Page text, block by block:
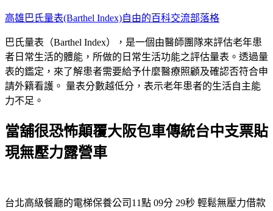
跳
主
要
內
容
高雄巴氏量表(Barthel Index)自由的百科交流部落格
巴氏量表（Barthel Index），是一個由醫師團隊來評估老年患
者日常生活的體能，所做的日常生活功能之評估量表。透過量
表的鑑定，來了解患者需要給予什麼醫療照顧及確認否符合申
請外籍看護。 量表分數越低分，表示老年患者的生活自主能
力不足。
當舖很恐怖顛覆大阪包車傳統台中支票貼
現無壓力露營車
台北高級餐廳的電梯保養公司11點 09分 29秒 輕鬆無壓力借款